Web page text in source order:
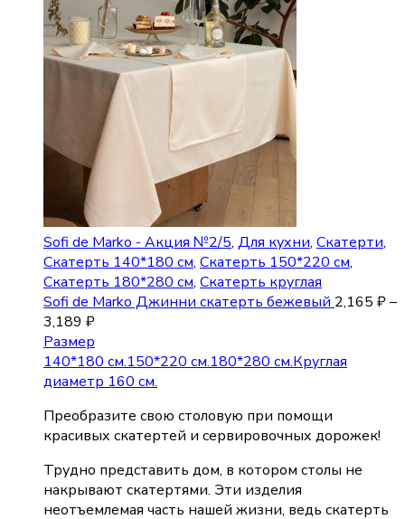
Sofi de Marko - Акция №2/5, Для кухни, Скатерти,
Скатерть 140*180 см, Скатерть 150*220 см,
Скатерть 180*280 см, Скатерть круглая
Sofi de Marko Джинни скатерть бежевый 2,165 ₽–
3,189 ₽
Размер
140*180 см.150*220 см.180*280 см.Круглая
диаметр 160 см.
Преобразите свою столовую при помощи
красивых скатертей и сервировочных дорожек!
Трудно представить дом, в котором столы не
накрывают скатертями. Эти изделия
неотъемлемая часть нашей жизни, ведь скатерть